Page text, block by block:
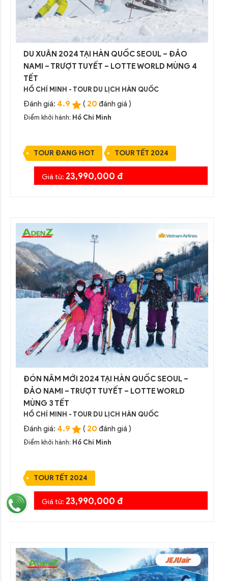
DU XUÂN 2024 TẠI HÀN QUỐC SEOUL – ĐẢO
NAMI – TRƯỢT TUYẾT – LOTTE WORLD MÙNG 4
TẾT
HỒ CHÍ MINH - TOUR DU LỊCH HÀN QUỐC
Đánh giá: 4.9 ( 20 đánh giá )
Điểm khởi hành: Hồ Chí Minh
TOUR ĐANG HOT TOUR TẾT 2024
Giá từ: 23,990,000 đ
ĐÓN NĂM MỚI 2024 TẠI HÀN QUỐC SEOUL –
ĐẢO NAMI – TRƯỢT TUYẾT – LOTTE WORLD
MÙNG 3 TẾT
HỒ CHÍ MINH - TOUR DU LỊCH HÀN QUỐC
Đánh giá: 4.9 ( 20 đánh giá )
Điểm khởi hành: Hồ Chí Minh
TOUR TẾT 2024
Giá từ: 23,990,000 đ